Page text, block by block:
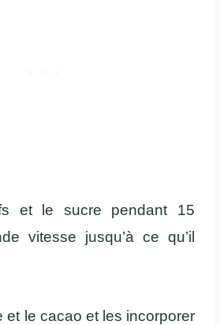
et le sucre pendant 15
vitesse jusqu’à ce qu’il
et le cacao et les incorporer